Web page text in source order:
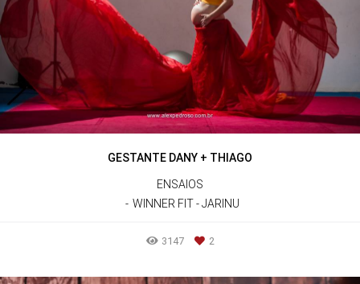
GESTANTE DANY + THIAGO
ENSAIOS
WINNER FIT - JARINU
3147 2